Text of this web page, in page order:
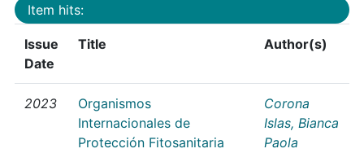
Item hits:
Issue
Date
Title Author(s)
2023
Organismos
Internacionales de
Protección Fitosanitaria
Corona
Islas, Bianca
Paola